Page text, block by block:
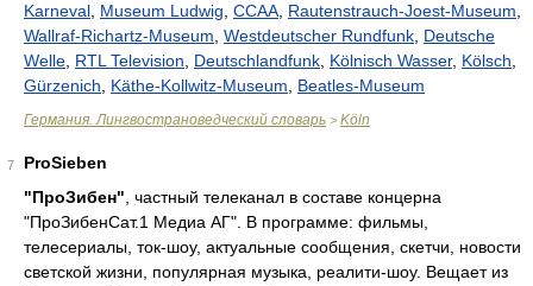
Karneval Museum Ludwig CCAA Rautenstrauch-Joest-Museum
Wallraf-Richartz-Museum Westdeutscher Rundfunk Deutsche
Welle RTL Television Deutschlandfunk Kölnisch Wasser, Kölsch
Gürzenich
Käthe-Kollwitz-Museum Beatles-Museum
Германия. Лингвострановедческий словарь > Köln
7
ProSieben
"ПроЗибен" , частный телеканал в составе концерна
"ПроЗибенСат.1 Медиа АГ". В программе: фильмы,
телесериалы, ток-шоу, актуальные сообщения, скетчи, новости
светской жизни, популярная музыка, реалити-шоу. Вещает из